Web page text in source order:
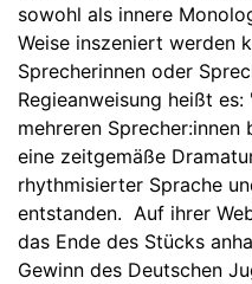
sowohl als innere
Weise inszeniert werden
Sprecherinnen oder
Regieanweisung heißt
mehreren
eine zeitgemäße
rhythmisierter Sprache
entstanden. Auf ihrer
das Ende des Stücks
Gewinn des Deutschen